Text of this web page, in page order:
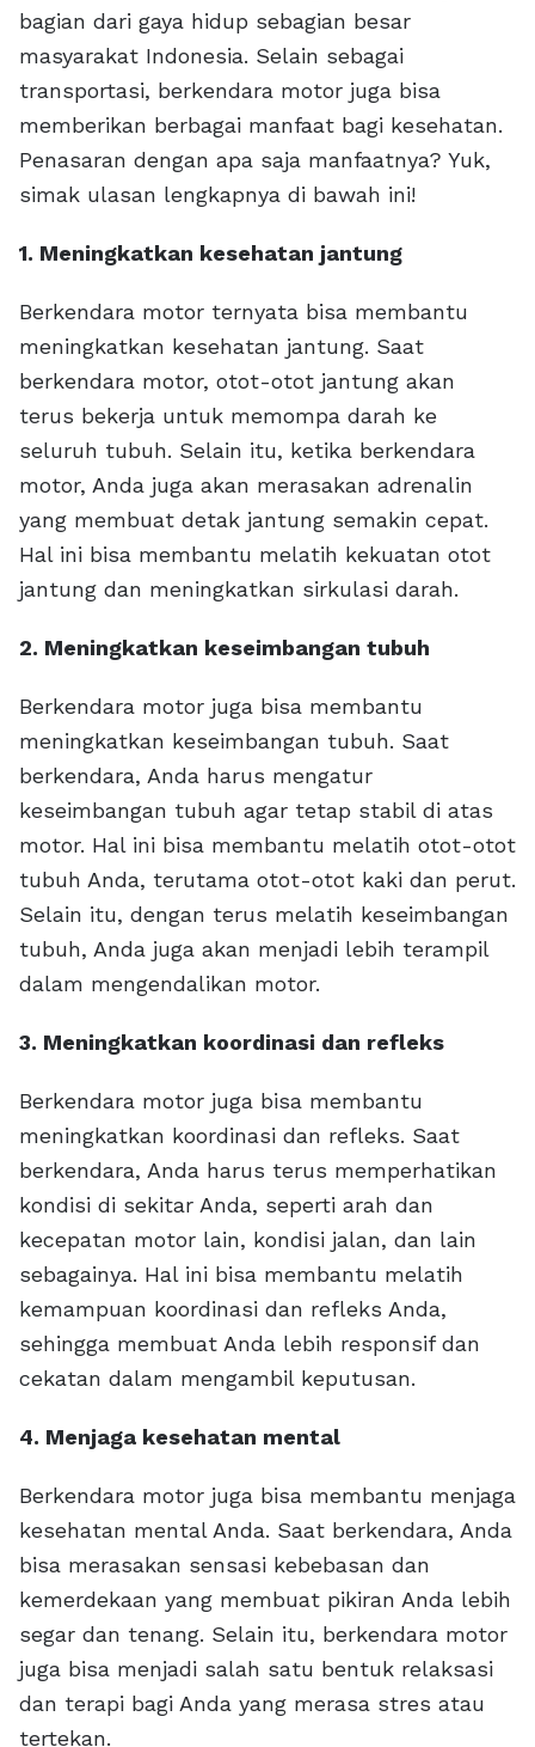
bagian dari gaya hidup sebagian besar
masyarakat Indonesia. Selain sebagai
transportasi, berkendara motor juga bisa
memberikan berbagai manfaat bagi kesehatan.
Penasaran dengan apa saja manfaatnya? Yuk,
simak ulasan lengkapnya di bawah ini!
1. Meningkatkan kesehatan jantung
Berkendara motor ternyata bisa membantu
meningkatkan kesehatan jantung. Saat
berkendara motor, otot-otot jantung akan
terus bekerja untuk memompa darah ke
seluruh tubuh. Selain itu, ketika berkendara
motor, Anda juga akan merasakan adrenalin
yang membuat detak jantung semakin cepat.
Hal ini bisa membantu melatih kekuatan otot
jantung dan meningkatkan sirkulasi darah.
2. Meningkatkan keseimbangan tubuh
Berkendara motor juga bisa membantu
meningkatkan keseimbangan tubuh. Saat
berkendara, Anda harus mengatur
keseimbangan tubuh agar tetap stabil di atas
motor. Hal ini bisa membantu melatih otot-otot
tubuh Anda, terutama otot-otot kaki dan perut.
Selain itu, dengan terus melatih keseimbangan
tubuh, Anda juga akan menjadi lebih terampil
dalam mengendalikan motor.
3. Meningkatkan koordinasi dan refleks
Berkendara motor juga bisa membantu
meningkatkan koordinasi dan refleks. Saat
berkendara, Anda harus terus memperhatikan
kondisi di sekitar Anda, seperti arah dan
kecepatan motor lain, kondisi jalan, dan lain
sebagainya. Hal ini bisa membantu melatih
kemampuan koordinasi dan refleks Anda,
sehingga membuat Anda lebih responsif dan
cekatan dalam mengambil keputusan.
4. Menjaga kesehatan mental
Berkendara motor juga bisa membantu menjaga
kesehatan mental Anda. Saat berkendara, Anda
bisa merasakan sensasi kebebasan dan
kemerdekaan yang membuat pikiran Anda lebih
segar dan tenang. Selain itu, berkendara motor
juga bisa menjadi salah satu bentuk relaksasi
dan terapi bagi Anda yang merasa stres atau
tertekan.